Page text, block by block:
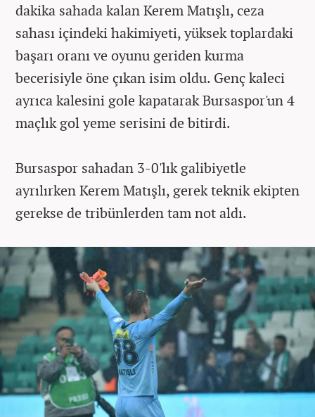
dakika sahada kalan Kerem Matışlı, ceza
sahası içindeki hakimiyeti, yüksek toplardaki
başarı oranı ve oyunu geriden kurma
becerisiyle öne çıkan isim oldu. Genç kaleci
ayrıca kalesini gole kapatarak Bursaspor'un 4
maçlık gol yeme serisini de bitirdi.
Bursaspor sahadan 3-0'lık galibiyetle
ayrılırken Kerem Matışlı, gerek teknik ekipten
gerekse de tribünlerden tam not aldı.